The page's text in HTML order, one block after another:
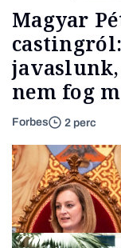
Magyar
nem fog
Forbes 2 perc